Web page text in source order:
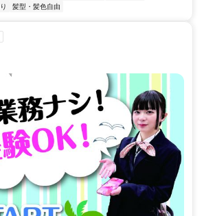
髪型・髪色自由